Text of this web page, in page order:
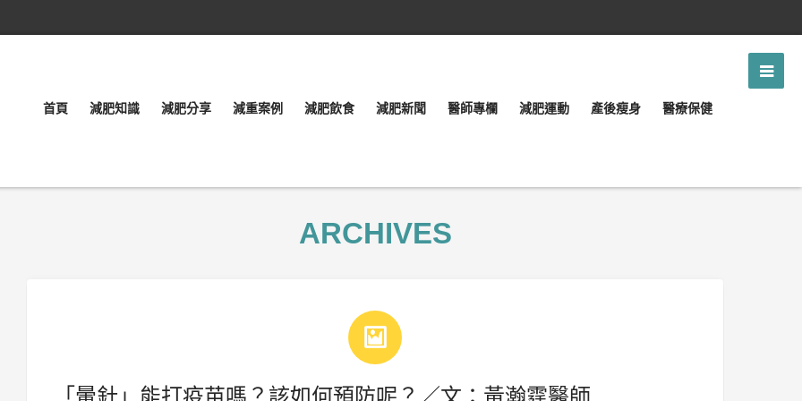
首頁 減肥知識 減肥分享 減重案例 減肥飲食 減肥新聞 醫師專欄 減肥運動 產後瘦身 醫療保健
ARCHIVES
「暈針」能打疫苗嗎？該如何預防呢？／文：黃瀚霆醫師